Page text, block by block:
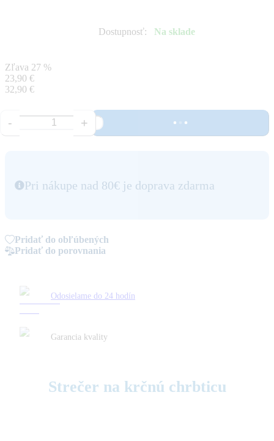
Dostupnosť: Na sklade
Zľava 27 %
23,90 €
32,90 €
- +
Pri nákupe nad 80€ je doprava zdarma
Pridať do obľúbených
Pridať do porovnania
Odosielame do 24 hodín
Garancia kvality
Strečer na krčnú chrbticu